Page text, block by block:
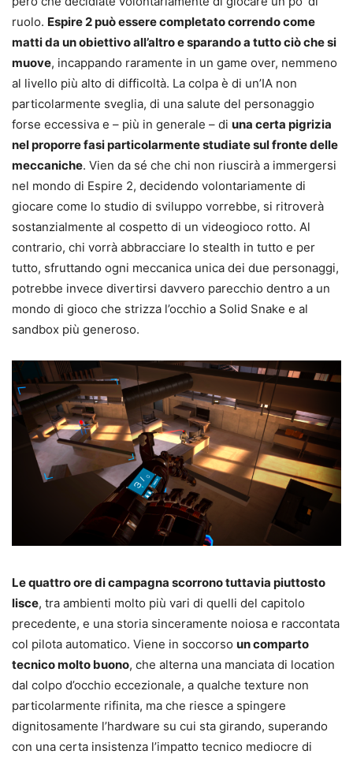
ruolo. Espire 2 può essere completato correndo come
matti da un obiettivo all’altro e sparando a tutto ciò che si
muove, incappando raramente in un game over, nemmeno
al livello più alto di difficoltà. La colpa è di un’IA non
particolarmente sveglia, di una salute del personaggio
forse eccessiva e – più in generale – di una certa pigrizia
nel proporre fasi particolarmente studiate sul fronte delle
meccaniche. Vien da sé che chi non riuscirà a immergersi
nel mondo di Espire 2, decidendo volontariamente di
giocare come lo studio di sviluppo vorrebbe, si ritroverà
sostanzialmente al cospetto di un videogioco rotto. Al
contrario, chi vorrà abbracciare lo stealth in tutto e per
tutto, sfruttando ogni meccanica unica dei due personaggi,
potrebbe invece divertirsi davvero parecchio dentro a un
mondo di gioco che strizza l’occhio a Solid Snake e al
sandbox più generoso.
Le quattro ore di campagna scorrono tuttavia piuttosto
lisce, tra ambienti molto più vari di quelli del capitolo
precedente, e una storia sinceramente noiosa e raccontata
col pilota automatico. Viene in soccorso un comparto
tecnico molto buono, che alterna una manciata di location
dal colpo d’occhio eccezionale, a qualche texture non
particolarmente rifinita, ma che riesce a spingere
dignitosamente l’hardware su cui sta girando, superando
con una certa insistenza l’impatto tecnico mediocre di